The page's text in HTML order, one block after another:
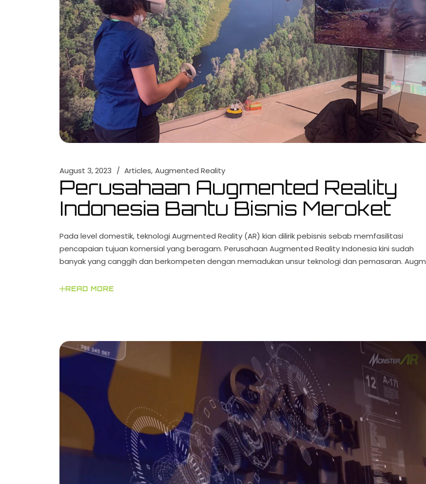
August 3, 2023 Articles Augmented Reality
Perusahaan Augmented Reality
Indonesia Bantu Bisnis Meroket
Pada level domestik, teknologi Augmented Reality (AR) kian dilirik pebisnis sebab memfasilitasi
pencapaian tujuan komersial yang beragam. Perusahaan Augmented Reality Indonesia kini sudah
banyak yang canggih dan berkompeten dengan memadukan unsur teknologi dan pemasaran. Augm
READ MORE